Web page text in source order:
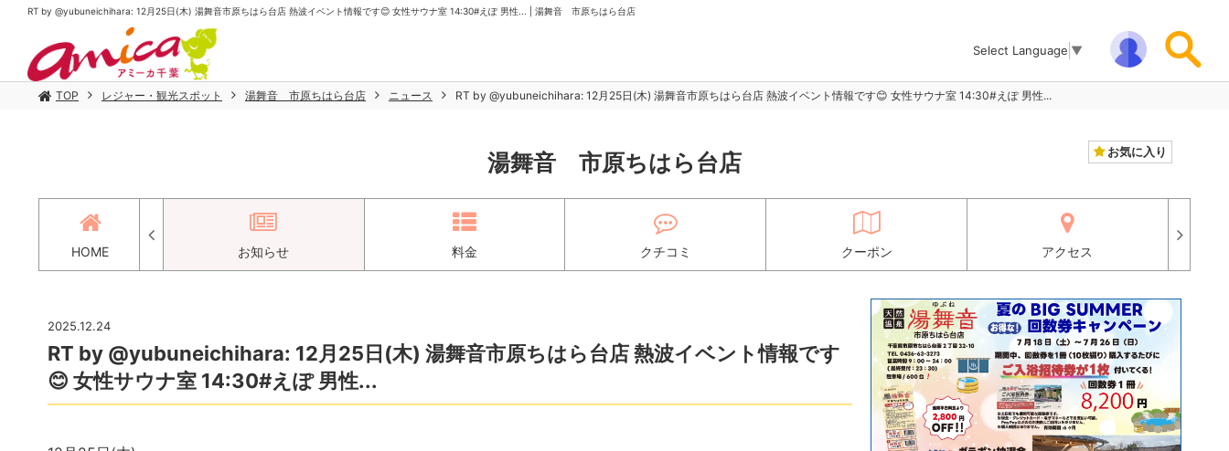
RT by @yubuneichihara: 12月25日(木) 湯舞音市原ちはら台店 熱波イベント情報です😊 女性サウナ室 14:30#えぽ 男性... | 湯舞音 市原ちはら台店
Select Language ▼
TOP レジャー・観光スポット 湯舞音 市原ちはら台店 ニュース RT by @yubuneichihara: 12月25日(木) 湯舞音市原ちはら台店 熱波イベント情報です😊 女性サウナ室 14:30#えぽ 男性...
湯舞音 市原ちはら台店 お気に入り
HOME
アクセス お知らせ 料金 クチコミ クーポン アクセス
2025.12.24
RT by @yubuneichihara: 12月25日(木) 湯舞音市原ちはら台店 熱波イベント情報です
😊 女性サウナ室 14:30#えぽ 男性...